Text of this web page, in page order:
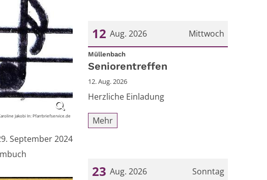
Jakobi In: Pfarrbriefservice.de
September 2024
Mittwoch
12 Aug. 2026
Datum: 12. August 2026
Müllenbach:
Seniorentreffen
12. Aug. 2026
Herzliche Einladung
Mehr
Sonntag
23 Aug. 2026